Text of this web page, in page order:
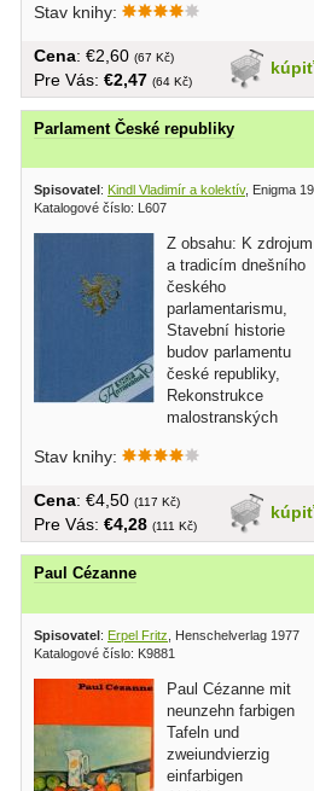
Stav knihy:
kúpiť
Cena: €2,60 (67 Kč)
Pre Vás: €2,47 (64 Kč)
Parlament České republiky
Spisovatel : Kindl Vladimír a kolektív, Enigma
Katalogové číslo: L607
Z obsahu: K zdrojum
a tradicím dnešního
českého
parlamentarismu,
Stavební historie
budov parlamentu
české republiky,
Rekonstrukce
malostranských
Stav knihy:
kúpiť
Cena: €4,50 (117 Kč)
Pre Vás: €4,28 (111 Kč)
Paul Cézanne
Spisovatel: Erpel Fritz , Henschelverlag 1977
Katalogové číslo: K9881
Paul Cézanne mit
neunzehn farbigen
Tafeln und
zweiundvierzig
einfarbigen